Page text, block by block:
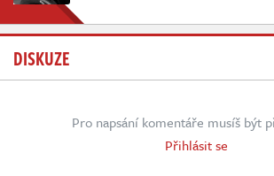
DISKUZE
Pro napsání komentáře musíš být
Přihlásit se